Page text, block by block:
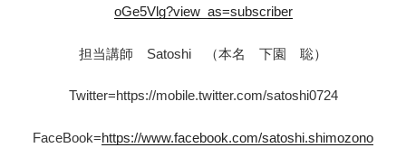
oGe5Vlg?view_as=subscriber
担当講師 Satoshi （本名 下園 聡）
Twitter=https://mobile.twitter.com/satoshi0724
FaceBook=https://www.facebook.com/satoshi.shimozono